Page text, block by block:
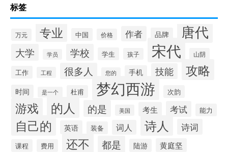
标签
万元 专业 中国 价格 作者 品牌 唐代
大学 学员 学校 学生 孩子 宋代 山阴
工作 工程 很多人 您的 手机 技能 攻略
时间 是一个 杜甫 梦幻西游 次韵
游戏 的人 的是 美国 考生 考试 能力
自己的 英语 装备 词人 诗人 诗词
课程 费用 还不 都是 陆游 黄庭坚